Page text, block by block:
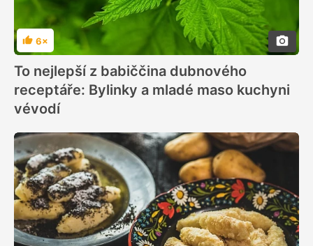
Hodnocení
6×
To nejlepší z babiččina dubnového
receptáře: Bylinky a mladé maso kuchyni
vévodí